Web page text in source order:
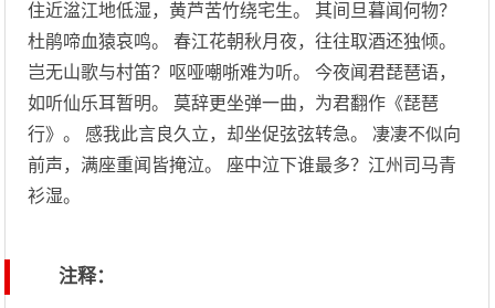
住近湓江地低湿，黄芦苦竹绕宅生。 其间旦暮闻何物？
杜鹃啼血猿哀鸣。 春江花朝秋月夜，往往取酒还独倾。
岂无山歌与村笛？呕哑嘲哳难为听。 今夜闻君琵琶语，
如听仙乐耳暂明。 莫辞更坐弹一曲，为君翻作《琵琶
行》。 感我此言良久立，却坐促弦弦转急。 凄凄不似向
前声，满座重闻皆掩泣。 座中泣下谁最多？江州司马青
衫湿。
注释：